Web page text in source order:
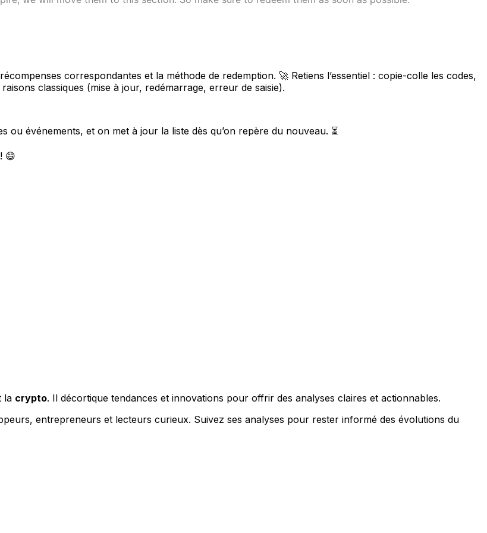
correspondantes et la méthode de redemption. 🚀 Retiens l’essentiel : copie-colle les codes,
classiques (mise à jour, redémarrage, erreur de saisie).
événements, et on met à jour la liste dès qu’on repère du nouveau. ⏳
😄
la crypto. Il décortique tendances et innovations pour offrir des analyses claires et actionnables.
entrepreneurs et lecteurs curieux. Suivez ses analyses pour rester informé des évolutions du